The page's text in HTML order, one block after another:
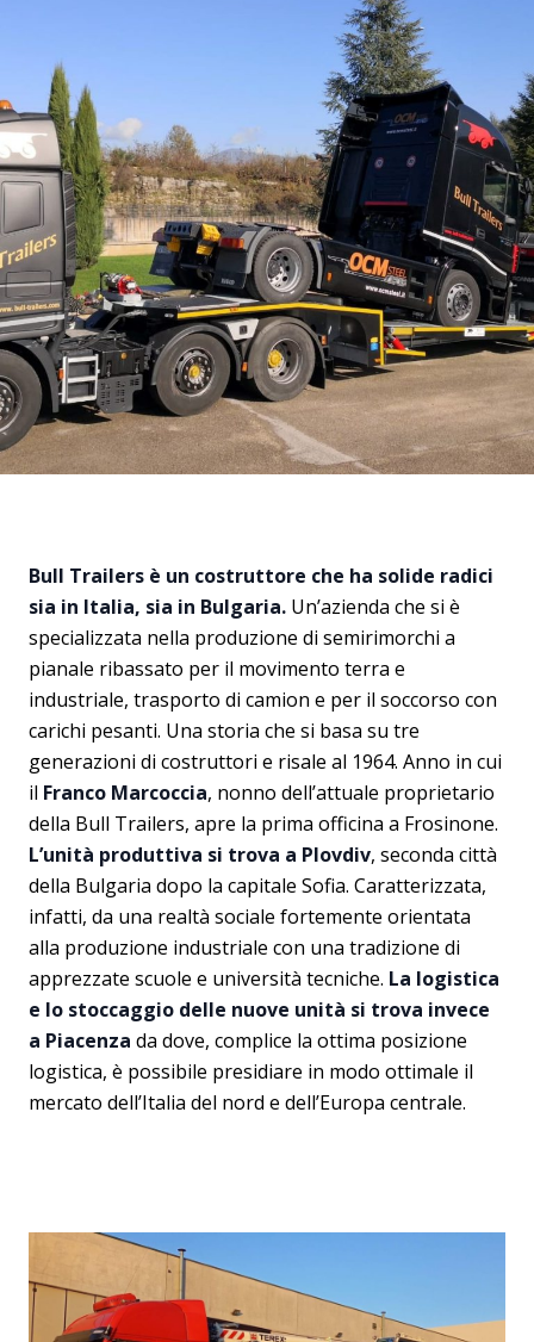
Bull Trailers è un costruttore che ha solide radici
sia in Italia, sia in Bulgaria. Un’azienda che si è
specializzata nella produzione di semirimorchi a
pianale ribassato per il movimento terra e
industriale, trasporto di camion e per il soccorso con
carichi pesanti. Una storia che si basa su tre
generazioni di costruttori e risale al 1964. Anno in cui
il Franco Marcoccia, nonno dell’attuale proprietario
della Bull Trailers, apre la prima officina a Frosinone.
L’unità produttiva si trova a Plovdiv, seconda città
della Bulgaria dopo la capitale Sofia. Caratterizzata,
infatti, da una realtà sociale fortemente orientata
alla produzione industriale con una tradizione di
apprezzate scuole e università tecniche. La logistica
e lo stoccaggio delle nuove unità si trova invece
a Piacenza da dove, complice la ottima posizione
logistica, è possibile presidiare in modo ottimale il
mercato dell’Italia del nord e dell’Europa centrale.